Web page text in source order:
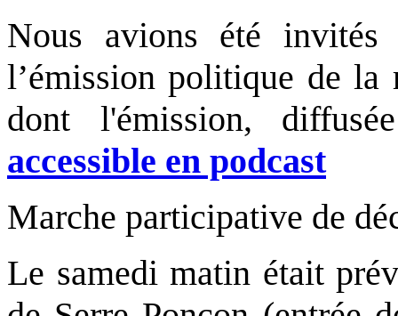
Nous avions été
l’émission politique de
dont l'émission,
accessible en podcast
Marche participative de
Le samedi matin était